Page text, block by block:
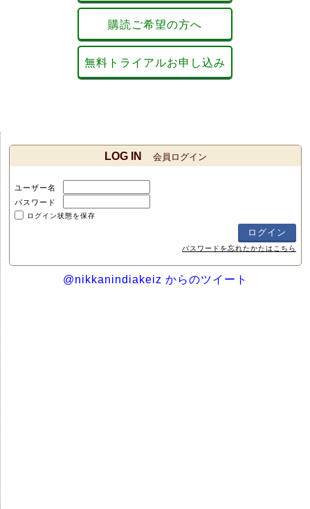
購読ご希望の方へ
無料トライアルお申し込み
LOG IN 会員ログイン
ユーザー名
パスワード
ログイン状態を保存
パスワードを忘れたかたはこちら
@nikkanindiakeiz からのツイート